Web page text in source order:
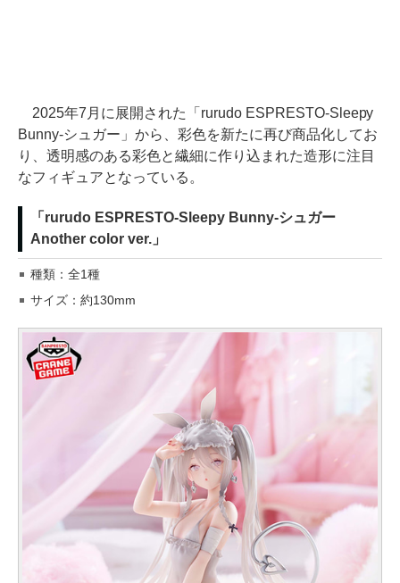
2025年7月に展開された「rurudo ESPRESTO-Sleepy
Bunny-シュガー」から、彩色を新たに再び商品化してお
り、透明感のある彩色と繊細に作り込まれた造形に注目
なフィギュアとなっている。
「rurudo ESPRESTO-Sleepy Bunny-シュガー
Another color ver.」
種類：全1種
サイズ：約130mm